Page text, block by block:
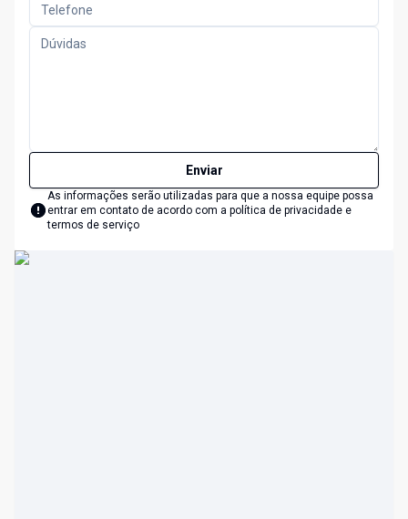
Enviar
As informações serão utilizadas para que a nossa equipe possa
entrar em contato de acordo com a política de privacidade e
termos de serviço